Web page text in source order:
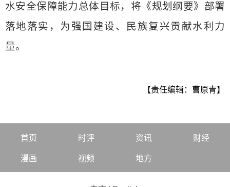
水安全保障能力总体目标，将《规划纲要》部署
落地落实，为强国建设、民族复兴贡献水利力
量。
【责任编辑：曹原青】
首页 时评 资讯 财经
漫画 视频 地方